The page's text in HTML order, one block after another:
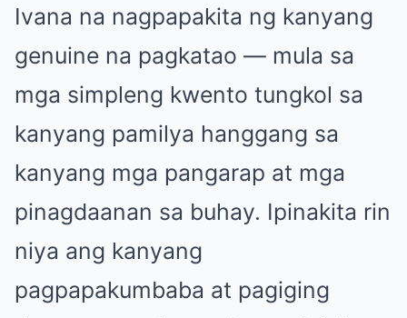
Ivana na nagpapakita ng kanyang
genuine na pagkatao — mula sa
mga simpleng kwento tungkol sa
kanyang pamilya hanggang sa
kanyang mga pangarap at mga
pinagdaanan sa buhay. Ipinakita rin
niya ang kanyang
pagpapakumbaba at pagiging